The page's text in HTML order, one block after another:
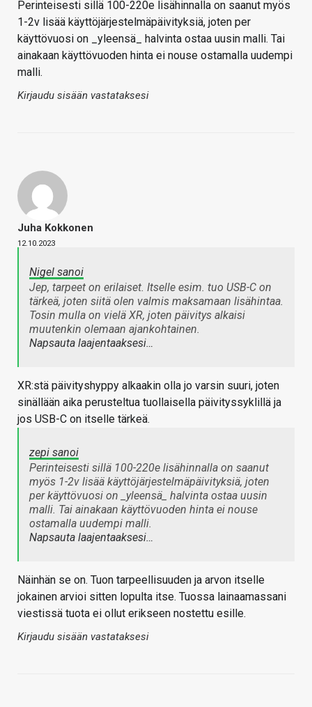
Perinteisesti sillä 100-220e lisähinnalla on saanut myös
1-2v lisää käyttöjärjestelmäpäivityksiä, joten per
käyttövuosi on _yleensä_ halvinta ostaa uusin malli. Tai
ainakaan käyttövuoden hinta ei nouse ostamalla uudempi
malli.
Kirjaudu sisään vastataksesi
Juha Kokkonen
12.10.2023
Nigel sanoi
Jep, tarpeet on erilaiset. Itselle esim. tuo USB-C on
tärkeä, joten siitä olen valmis maksamaan lisähintaa.
Tosin mulla on vielä XR, joten päivitys alkaisi
muutenkin olemaan ajankohtainen.
Napsauta laajentaaksesi…
XR:stä päivityshyppy alkaakin olla jo varsin suuri, joten
sinällään aika perusteltua tuollaisella päivityssyklillä ja
jos USB-C on itselle tärkeä.
zepi sanoi
Perinteisesti sillä 100-220e lisähinnalla on saanut
myös 1-2v lisää käyttöjärjestelmäpäivityksiä, joten
per käyttövuosi on _yleensä_ halvinta ostaa uusin
malli. Tai ainakaan käyttövuoden hinta ei nouse
ostamalla uudempi malli.
Napsauta laajentaaksesi…
Näinhän se on. Tuon tarpeellisuuden ja arvon itselle
jokainen arvioi sitten lopulta itse. Tuossa lainaamassani
viestissä tuota ei ollut erikseen nostettu esille.
Kirjaudu sisään vastataksesi